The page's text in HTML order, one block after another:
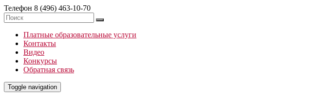
Телефон 8 (496) 463-10-70
Платные образовательные услуги
Контакты
Видео
Конкурсы
Обратная связь
Toggle navigation